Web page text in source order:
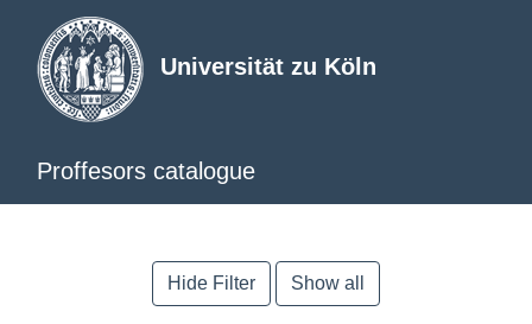
Universität zu Köln
Proffesors catalogue
Hide Filter Show all